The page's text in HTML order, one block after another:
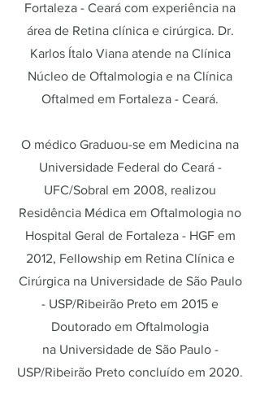
Fortaleza - Ceará com experiência na
área de Retina clínica e cirúrgica. Dr.
Karlos Ítalo Viana atende na Clínica
Núcleo de Oftalmologia e na Clínica
Oftalmed em Fortaleza - Ceará.
O médico Graduou-se em Medicina na
Universidade Federal do Ceará -
UFC/Sobral em 2008, realizou
Residência Médica em Oftalmologia no
Hospital Geral de Fortaleza - HGF em
2012, Fellowship em Retina Clínica e
Cirúrgica na Universidade de São Paulo
- USP/Ribeirão Preto em 2015 e
Doutorado em Oftalmologia
na Universidade de São Paulo -
USP/Ribeirão Preto concluído em 2020.